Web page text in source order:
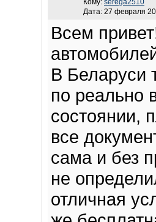
Кому: serega2510
Дата: 27 февраля
Всем
В Беларуси
по реально
состоянии,
все
сама и без
не
отличная